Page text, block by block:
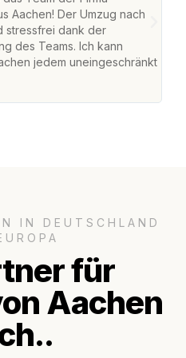
Aachen! Der Umzug nach
stressfrei dank der
des Teams. Ich kann
jedem uneingeschränkt
IN DEUTSCHLAND
für
Aachen